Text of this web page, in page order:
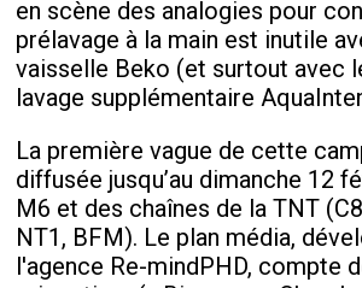
en scène des analogies pour
prélavage à la main est inutile
vaisselle Beko (et surtout avec
lavage supplémentaire
La première vague de cette
diffusée jusqu’au dimanche 12
M6 et des chaînes de la TNT
NT1, BFM). Le plan média,
l'agence Re-mindPHD, compte